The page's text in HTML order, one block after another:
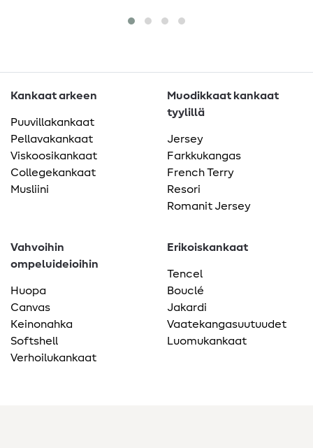
metritavarana
Kankaat arkeen
Puuvillakankaat
Pellavakankaat
Viskoosikankaat
Collegekankaat
Musliini
Muodikkaat kankaat
tyylillä
Jersey
Farkkukangas
French Terry
Resori
Romanit Jersey
Vahvoihin
ompeluideioihin
Huopa
Canvas
Keinonahka
Softshell
Verhoilukankaat
Erikoiskankaat
Tencel
Bouclé
Jakardi
Vaatekangasuutuudet
Luomukankaat